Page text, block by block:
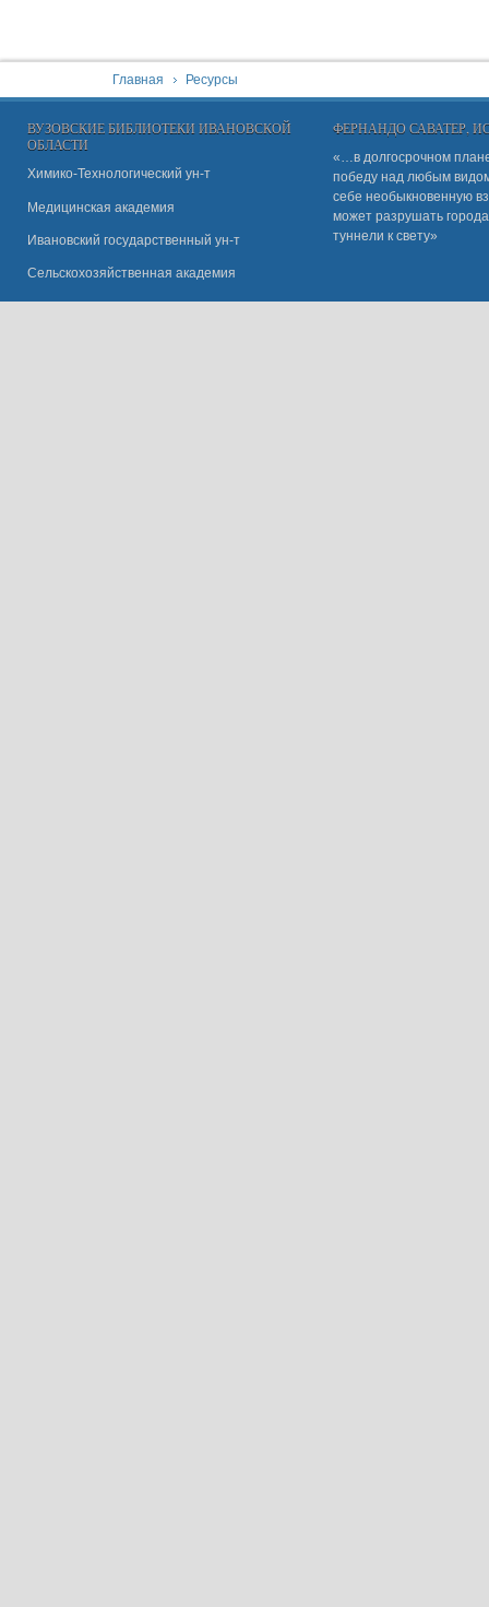
Главная Ресурсы
ВУЗОВСКИЕ БИБЛИОТЕКИ ИВАНОВСКОЙ
ОБЛАСТИ
Химико-Технологический ун-т
Медицинская академия
Ивановский государственный ун-т
Сельскохозяйственная академия
ФЕРНАНДО САВАТЕР,
«…в долгосрочном
победу над любым
себе необыкновенную
может разрушать
туннели к свету»